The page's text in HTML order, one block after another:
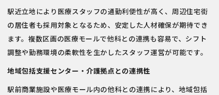
駅近立地により医療スタッフの通勤利便性が高く、周辺住宅街
の居住者も採用対象となるため、安定した人材確保が期待でき
ます。複数区画の医療モールで他科との連携も容易で、シフト
調整や勤務環境の柔軟性を生かしたスタッフ運営が可能です。
地域包括支援センター・介護拠点との連携性
駅前商業施設や医療モール内の他科との連携により、地域包括